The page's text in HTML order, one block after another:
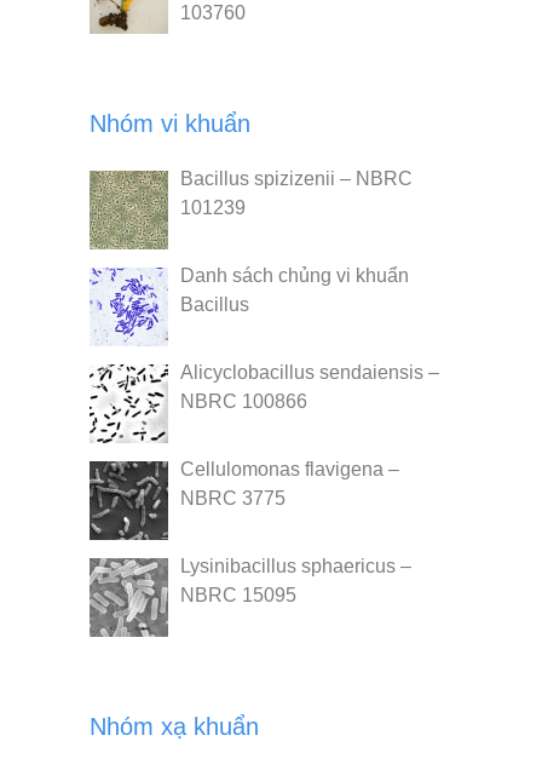
103760
Nhóm vi khuẩn
Bacillus spizizenii – NBRC
101239
Danh sách chủng vi khuẩn
Bacillus
Alicyclobacillus sendaiensis –
NBRC 100866
Cellulomonas flavigena –
NBRC 3775
Lysinibacillus sphaericus –
NBRC 15095
Nhóm xạ khuẩn